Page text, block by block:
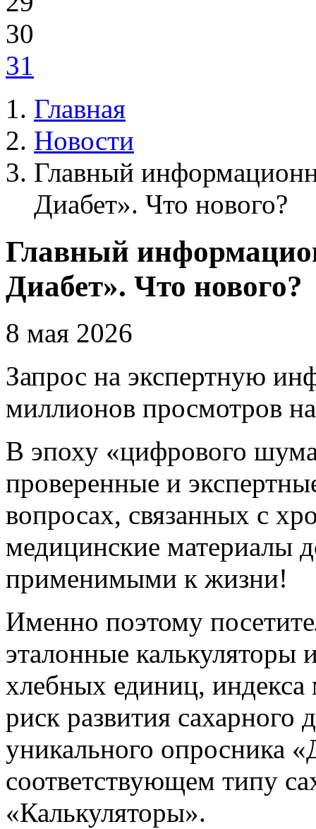
30
31
Главная
Новости
Главный
Диабет». Что нового?
Главный
Диабет». Что нового?
8 мая 2026
Запрос на экспертную
миллионов просмотров
В эпоху «цифрового
проверенные и
вопросах, связанных с
медицинские материалы
применимыми к жизни!
Именно поэтому
эталонные калькуляторы
хлебных единиц,
риск развития
уникального опросника
соответствующем типу
«Калькуляторы».